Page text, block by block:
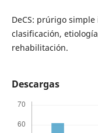
DeCS: prúrigo
clasificación,
rehabilitación.
Descargas